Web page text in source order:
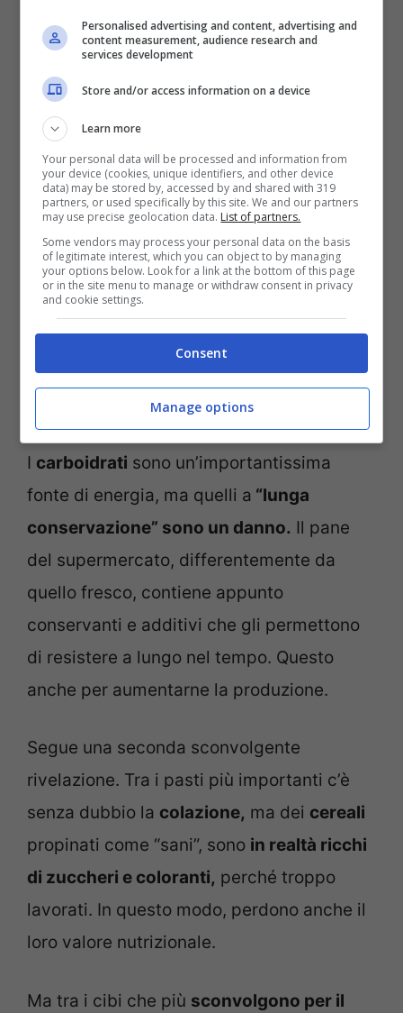
assolutamente- Notizie.com
Ricercareun’alimentazione sana ed
equilibrata è giusto,ma bisogna farsi
guidare dallaconoscenza,non solo da
I carboidrati sono un’importantissima
fonte di energia, ma quelli a “lunga
conservazione” sono un danno. Il pane
del supermercato, differentemente da
quello fresco, contiene appunto
conservanti e additivi che gli permettono
di resistere a lungo nel tempo. Questo
anche per aumentarne la produzione.
Segue una seconda sconvolgente
rivelazione. Tra i pasti più importanti c’è
senza dubbio la colazione, ma dei cereali
propinati come “sani”, sono in realtà ricchi
di zuccheri e coloranti, perché troppo
lavorati. In questo modo, perdono anche il
loro valore nutrizionale.
Ma tra i cibi che più sconvolgono per il
Personalised advertising and content, advertising and
content measurement, audience research and
services development
Store and/or access information on a device
Learn more
Your personal data will be processed and information from
your device (cookies, unique identifiers, and other device
data) may be stored by, accessed by and shared with 319
partners, or used specifically by this site. We and our partners
may use precise geolocation data. List of partners.
Some vendors may process your personal data on the basis
of legitimate interest, which you can object to by managing
your options below. Look for a link at the bottom of this page
or in the site menu to manage or withdraw consent in privacy
and cookie settings.
Consent
Manage options